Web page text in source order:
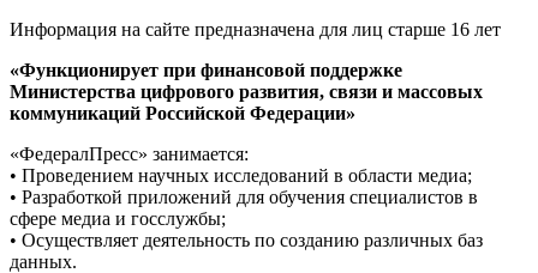
Информация на сайте предназначена для лиц старше 16 лет
«Функционирует при финансовой поддержке
Министерства цифрового развития, связи и массовых
коммуникаций Российской Федерации»
«ФедералПресс» занимается:
• Проведением научных исследований в области медиа;
• Разработкой приложений для обучения специалистов в
сфере медиа и госслужбы;
• Осуществляет деятельность по созданию различных баз
данных.